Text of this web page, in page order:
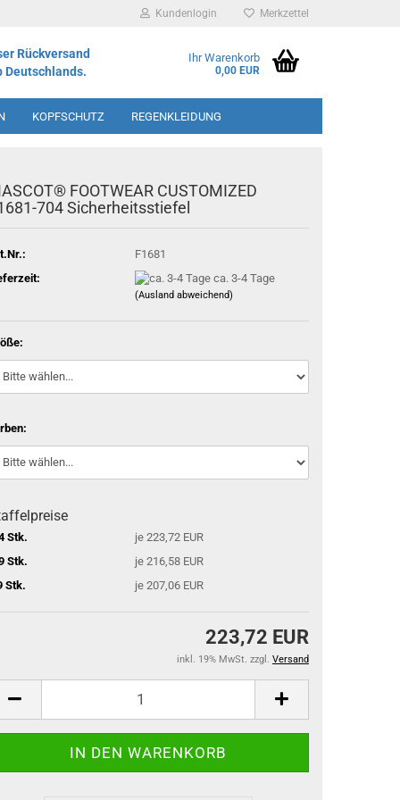
Kundenlogin Merkzettel
Rückversand
Deutschlands.
Ihr Warenkorb
0,00 EUR
KOPFSCHUTZ REGENKLEIDUNG
FOOTWEAR CUSTOMIZED
704 Sicherheitsstiefel
F1681
ca. 3-4 Tage
(Ausland abweichend)
Stk.
je 223,72 EUR
Stk.
je 216,58 EUR
Stk.
je 207,06 EUR
223,72 EUR
inkl. 19% MwSt. zzgl. Versand